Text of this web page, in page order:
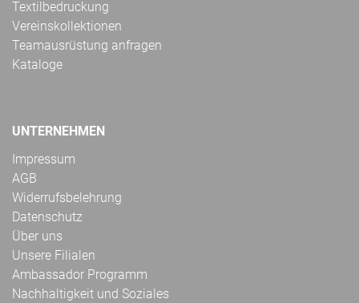
Textilbedruckung
Vereinskollektionen
Teamausrüstung anfragen
Kataloge
UNTERNEHMEN
Impressum
AGB
Widerrufsbelehrung
Datenschutz
Über uns
Unsere Filialen
Ambassador Programm
Nachhaltigkeit und Soziales